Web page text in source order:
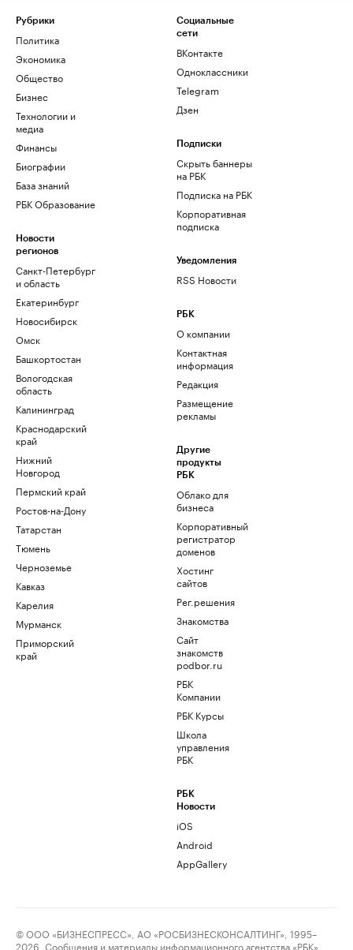
Рубрики
Политика
Экономика
Общество
Бизнес
Технологии и
медиа
Финансы
Биографии
База знаний
РБК Образование
Новости
регионов
Санкт-Петербург
и область
Екатеринбург
Новосибирск
Омск
Башкортостан
Вологодская
область
Калининград
Краснодарский
край
Нижний
Новгород
Пермский край
Ростов-на-Дону
Татарстан
Тюмень
Черноземье
Кавказ
Карелия
Мурманск
Приморский
край
Социальные
сети
ВКонтакте
Одноклассники
Telegram
Дзен
Подписки
Скрыть баннеры
на РБК
Подписка на РБК
Корпоративная
подписка
Уведомления
RSS Новости
РБК
О компании
Контактная
информация
Редакция
Размещение
рекламы
Другие
продукты
РБК
Облако для
бизнеса
Корпоративный
регистратор
доменов
Хостинг
сайтов
Рег.решения
Знакомства
Сайт
знакомств
podbor.ru
РБК
Компании
РБК Курсы
Школа
управления
РБК
РБК
Новости
iOS
Android
AppGallery
© ООО «БИЗНЕСПРЕСС», АО «РОСБИЗНЕСКОНСАЛТИНГ», 1995–
2026. Сообщения и материалы информационного агентства «РБК»